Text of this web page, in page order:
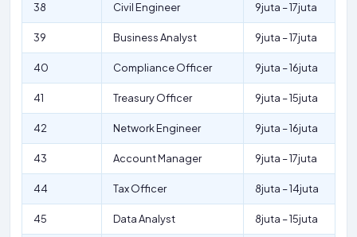
38 Civil Engineer 9juta – 17juta
39 Business Analyst 9juta – 17juta
40 Compliance Officer 9juta – 16juta
41 Treasury Officer 9juta – 15juta
42 Network Engineer 9juta – 16juta
43 Account Manager 9juta – 17juta
44 Tax Officer 8juta – 14juta
45 Data Analyst 8juta – 15juta